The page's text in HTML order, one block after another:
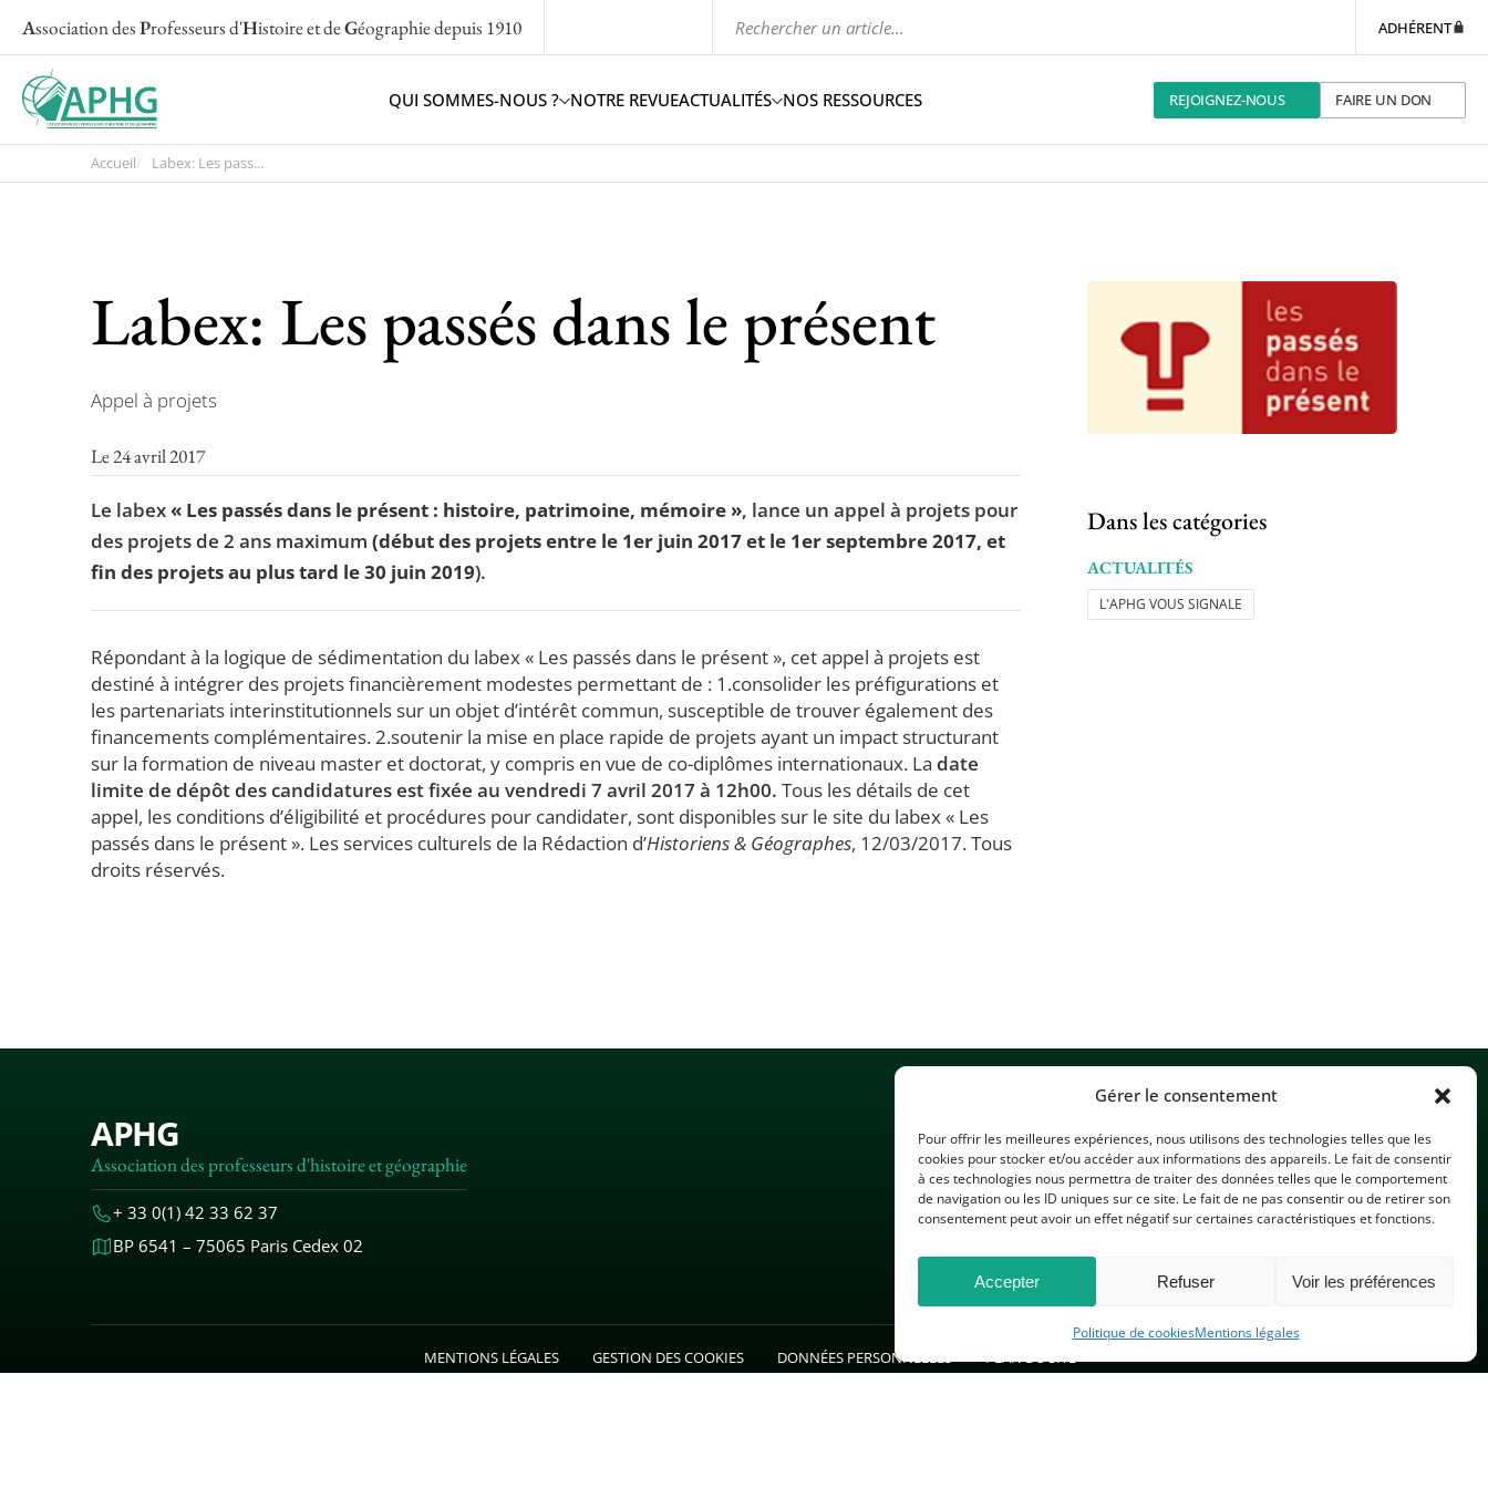
Gérer le consentement
Pour offrir les meilleures expériences, nous utilisons des technologies telles que les
cookies pour stocker et/ou accéder aux informations des appareils. Le fait de consentir
à ces technologies nous permettra de traiter des données telles que le comportement
de navigation ou les ID uniques sur ce site. Le fait de ne pas consentir ou de retirer son
consentement peut avoir un effet négatif sur certaines caractéristiques et fonctions.
Accepter Refuser Voir les préférences
Politique de cookiesMentions légales
Association desProfesseurs d'Histoire et deGéographiedepuis 1910 ADHÉRENT
QUI SOMMES-NOUS ? NOTRE REVUEACTUALITÉS NOS RESSOURCES REJOIGNEZ-NOUS FAIRE UN DON
Accueil Labex: Les pass...
Labex: Les passés dans le présent
Appel à projets
Le 24 avril 2017
Le labex « Les passés dans le présent : histoire, patrimoine, mémoire », lance un appel à projets pour
des projets de 2 ans maximum (début des projets entre le 1er juin 2017 et le 1er septembre 2017, et
fin des projets au plus tard le 30 juin 2019).
Répondant à la logique de sédimentation du labex « Les passés dans le présent », cet appel à projets est
destiné à intégrer des projets financièrement modestes permettant de : 1.consolider les préfigurations et
les partenariats interinstitutionnels sur un objet d’intérêt commun, susceptible de trouver également des
financements complémentaires. 2.soutenir la mise en place rapide de projets ayant un impact structurant
sur la formation de niveau master et doctorat, y compris en vue de co-diplômes internationaux. La date
limite de dépôt des candidatures est fixée au vendredi 7 avril 2017 à 12h00. Tous les détails de cet
appel, les conditions d’éligibilité et procédures pour candidater, sont disponibles sur le site du labex « Les
passés dans le présent ». Les services culturels de la Rédaction d’Historiens & Géographes, 12/03/2017. Tous
droits réservés.
Dans les catégories
ACTUALITÉS
L'APHG VOUS SIGNALE
APHG
Association des professeurs d'histoire et géographie
+ 33 0(1) 42 33 62 37
BP 6541 – 75065 Paris Cedex 02
CONTACTEZ-NOUS
MENTIONS LÉGALES GESTION DES COOKIES DONNÉES PERSONNELLES PLAN DU SITE